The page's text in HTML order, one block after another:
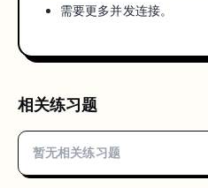
需要更多并发连接。
相关练习题
暂无相关练习题